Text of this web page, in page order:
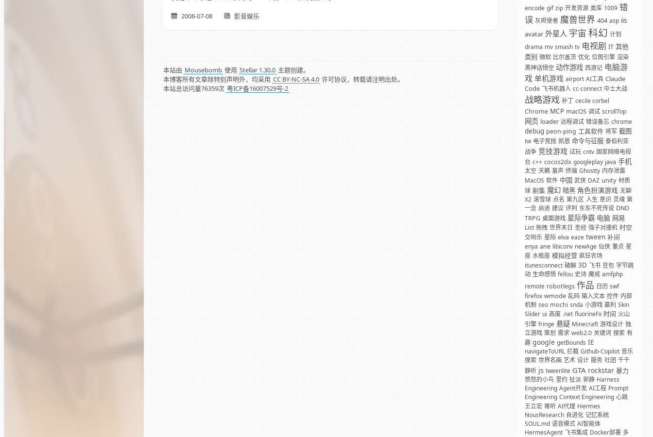
2008-07-08 影音娱乐
本站由 Mousebomb 使用 Stellar 1.30.0 主题创建。
本博客所有文章除特别声明外，均采用 CC BY-NC-SA 4.0 许可协议，转载请注明出处。
本站总访问量76359次 粤ICP备16007529号-2
encode gif zip 开发资源 类库 1009 错
误 灰烬使者 魔兽世界 404 asp iis
avatar 外星人 宇宙 科幻 计划
drama mv smash tv 电视剧 IT 其他
类别 微软 比尔盖茨 优化 位图引擎 渲染
黑神话悟空 动作游戏 西游记 电脑游
戏 单机游戏 airport AI工具 Claude
Code 飞书机器人 cc-connect 中土大战
战略游戏 补丁 cecile corbel
Chrome MCP macOS 调试 scrollTop
网页 loader 远程调试 错误备忘 chrome
debug peon-ping 工具软件 将军 截图
tw 电子竞技 凯恩 命令与征服 泰伯利亚
战争 竞技游戏 试玩 cntv 国家网络电视
台 c++ cocos2dx googleplay java 手机
太空 天籁 童声 终端 Ghostty 内存泄露
MacOS 软件 中国 武侠 DAZ unity 材质
球 剧集 魔幻 暗黑 角色扮演游戏 无聊
X2 滚雪球 点名 第九区 人生 意识 灵魂 第
一念 启迪 建议 评判 东东不死传说 DND
TRPG 桌面游戏 星际争霸 电脑 网易
List 拖拽 世界末日 圣经 强子对撞机 时空
交响乐 星际 elva eaze tween 补间
enya ane libiconv newAge 仙侠 董贞 星
座 水瓶座 模拟经营 疯狂农场
itunesconnect 破解 3D 飞书 豆包 字节跳
动 生命感悟 fellou 史诗 魔戒 amfphp
remote robotlegs 作品 日历 swf
firefox wmode 乱码 输入文本 控件 内部
机制 seo mochi snda 小游戏 赢利 Skin
Slider ui 高度 .net fluorineFx 时间 火山
引擎 fringe 悬疑 Minecraft 游戏设计 独
立游戏 策划 需求 web2.0 关键词 搜索 有
趣 google getBounds IE
navigateToURL 拦截 Github-Copilot 音乐
搜索 世界名画 艺术 设计 服务 社团 千千
静听 js tweenlite GTA rockstar 暴力
愤怒的小鸟 里约 扯淡 郭静 Harness
Engineering Agent开发 AI工程 Prompt
Engineering Context Engineering 心跳
王立宏 难听 AI代理 Hermes
NousResearch 自进化 记忆系统
SOUL.md 语音模式 AI智能体
HermesAgent 飞书集成 Docker部署 多